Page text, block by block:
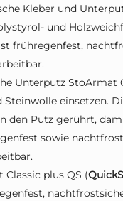
Kleber und
und
frühregenfest,
Unterputz StoArmat
Steinwolle einsetzen.
den Putz gerührt,
sowie
Classic plus QS (